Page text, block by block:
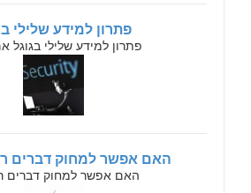
פתרון למידע שלילי
פתרון למידע שלילי בגוגל
האם אפשר למחוק דברים
האם אפשר למחוק דברים